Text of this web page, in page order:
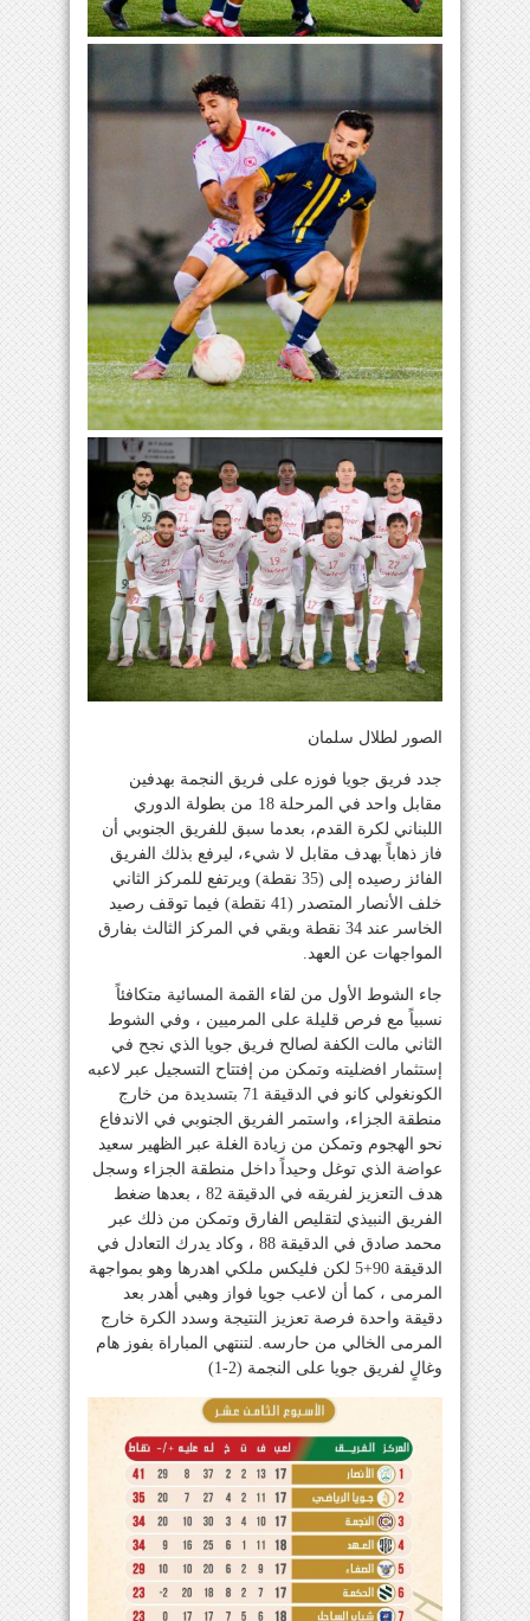
الصور لطلال سلمان
جدد فريق جويا فوزه على فريق النجمة بهدفين
مقابل واحد في المرحلة 18 من بطولة الدوري
اللبناني لكرة القدم، بعدما سبق للفريق الجنوبي أن
فاز ذهاباً بهدف مقابل لا شيء، ليرفع بذلك الفريق
الفائز رصيده إلى (35 نقطة) ويرتفع للمركز الثاني
خلف الأنصار المتصدر (41 نقطة) فيما توقف رصيد
الخاسر عند 34 نقطة وبقي في المركز الثالث بفارق
المواجهات عن العهد.
جاء الشوط الأول من لقاء القمة المسائية متكافئاً
نسبياً مع فرص قليلة على المرميين ، وفي الشوط
الثاني مالت الكفة لصالح فريق جويا الذي نجح في
إستثمار افضليته وتمكن من إفتتاح التسجيل عبر لاعبه
الكونغولي كانو في الدقيقة 71 بتسديدة من خارج
منطقة الجزاء، واستمر الفريق الجنوبي في الاندفاع
نحو الهجوم وتمكن من زيادة الغلة عبر الظهير سعيد
عواضة الذي توغل وحيداً داخل منطقة الجزاء وسجل
هدف التعزيز لفريقه في الدقيقة 82 ، بعدها ضغط
الفريق النبيذي لتقليص الفارق وتمكن من ذلك عبر
محمد صادق في الدقيقة 88 ، وكاد يدرك التعادل في
الدقيقة 90+5 لكن فليكس ملكي اهدرها وهو بمواجهة
المرمى ، كما أن لاعب جويا فواز وهبي أهدر بعد
دقيقة واحدة فرصة تعزيز النتيجة وسدد الكرة خارج
المرمى الخالي من حارسه. لتنتهي المباراة بفوز هام
وغالٍ لفريق جويا على النجمة (2-1)